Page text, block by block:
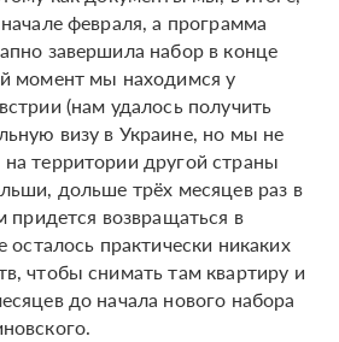
февраля, а программа
завершила набор в конце
момент мы находимся у
(нам удалось получить
визу в Украине, но мы не
территории другой страны
дольше трёх месяцев раз в
придется возвращаться в
практически никаких
чтобы снимать там квартиру и
до начала нового набора